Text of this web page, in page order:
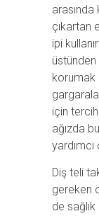
arasında
çıkartan
ipi
üstünden
korumak
için
ağızda
Diş teli
gereken
de